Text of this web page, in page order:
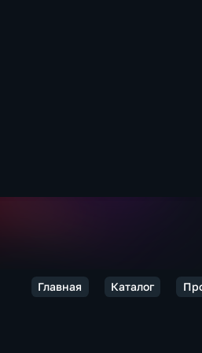
Главная Каталог